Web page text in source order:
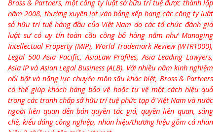
Bross & Partners, một công ty luật sở hữu trí tuệ được thành lập
năm 2008, thường xuyên lọt vào bảng xếp hạng các công ty luật
sở hữu trí tuệ hàng đầu của Việt Nam do các tổ chức đánh giá
luật sư có uy tín toàn cầu công bố hàng năm như Managing
Intellectual Property (MIP), World Trademark Review (WTR1000),
Legal 500 Asia Pacific, AsiaLaw Profiles, Asia Leading Lawyers,
Asia IP và Asian Legal Business (ALB). Với nhiều năm kinh nghiệm
nổi bật và năng lực chuyên môn sâu khác biệt, Bross & Partners
có thể giúp khách hàng bảo vệ hoặc tự vệ một cách hiệu quả
trong các tranh chấp sở hữu trí tuệ phức tạp ở Việt Nam và nước
ngoài liên quan đến bản quyền tác giả, quyền liên quan, sáng
chế, kiểu dáng công nghiệp, nhãn hiệu/thương hiệu gồm cả nhãn